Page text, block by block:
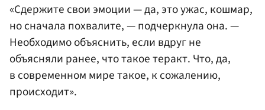
«Сдержите свои эмоции — да, это ужас, кошмар,
но сначала похвалите, — подчеркнула она. —
Необходимо объяснить, если вдруг не
объясняли ранее, что такое теракт. Что, да,
в современном мире такое, к сожалению,
происходит».